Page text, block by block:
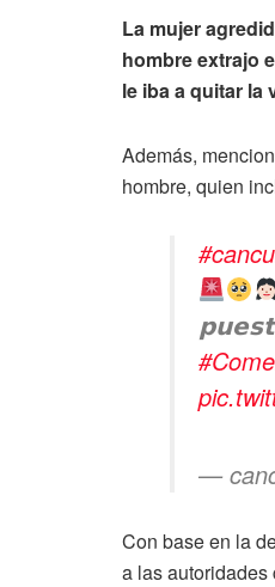
La mujer
hombre extrajo
le iba a quitar la
Además,
hombre, quien
—
Con base en la
a las